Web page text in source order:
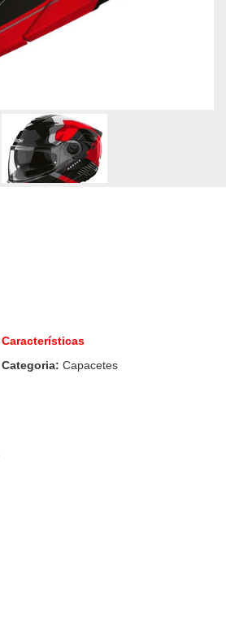
Características
Categoria: Capacetes